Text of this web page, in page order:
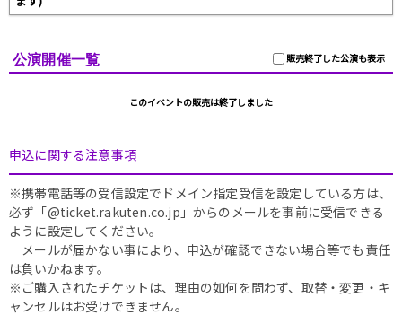
販売終了した公演も表示
公演開催一覧
このイベントの販売は終了しました
申込に関する注意事項
※携帯電話等の受信設定でドメイン指定受信を設定している方は、
必ず「@ticket.rakuten.co.jp」からのメールを事前に受信できる
ように設定してください。
メールが届かない事により、申込が確認できない場合等でも責任
は負いかねます。
※ご購入されたチケットは、理由の如何を問わず、取替・変更・キ
ャンセルはお受けできません。